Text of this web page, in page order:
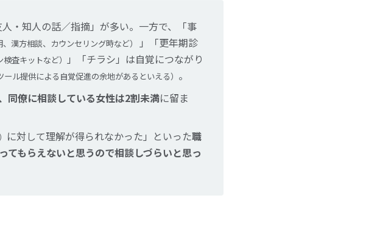
・知人の話／指摘」が多い。一方で、「事
漢方相談、カウンセリング時など）
」「更年期診
検査キットなど）
」「チラシ」は自覚につながり
ール提供による自覚促進の余地があるといえる） 。
同僚に相談している女性は2割未満に留ま
に対して理解が得られなかった」といった職
もらえないと思うので相談しづらいと思っ